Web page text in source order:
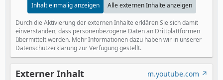
Inhalt einmalig anzeigen Alle externen Inhalte anzeigen
Durch die Aktivierung der externen Inhalte erklären Sie sich damit
einverstanden, dass personenbezogene Daten an Drittplattformen
übermittelt werden. Mehr Informationen dazu haben wir in unserer
Datenschutzerklärung zur Verfügung gestellt.
Externer Inhalt
m.youtube.com